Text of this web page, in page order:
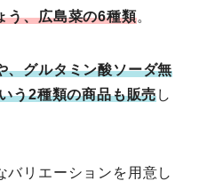
う、広島菜の6種類。
、グルタミン酸ソーダ無
う2種類の商品も販売し
バリエーションを用意し